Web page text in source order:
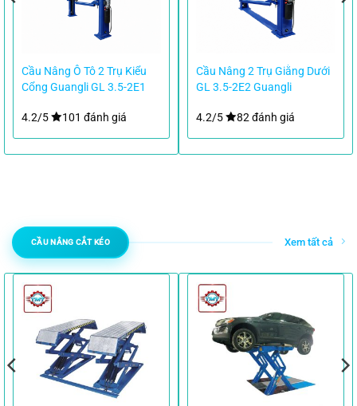
Cầu Nâng Ô Tô 2 Trụ Kiểu
Cổng Guangli GL 3.5-2E1
4.2/5 101 đánh giá
Cầu Nâng 2 Trụ Giằng Dưới
GL 3.5-2E2 Guangli
4.2/5 82 đánh giá
CẦU NÂNG CẮT KÉO Xem tất cả